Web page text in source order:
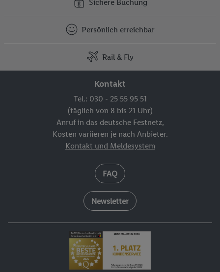
Sichere Buchung
Persönlich erreichbar
Rail & Fly
Kontakt
Tel.: 030 - 25 55 95 51
(täglich von 8 bis 21 Uhr)
Anruf in das deutsche Festnetz,
Kosten variieren je nach Anbieter.
Kontakt und Meldesystem
FAQ
Newsletter